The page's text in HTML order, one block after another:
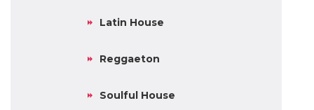
Latin House
Reggaeton
Soulful House